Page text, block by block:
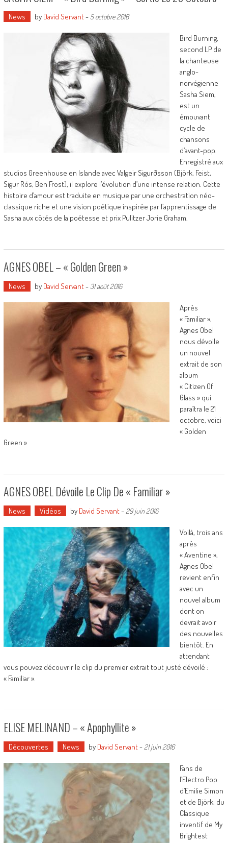
News by David Servant- 5 octobre 2016
Bird Burning,
second LP de
la chanteuse
anglo-
norvégienne
Sasha Siem,
est un
émouvant
cycle de
chansons
d’avant-pop.
Enregistré aux
studios Greenhouse en Islande avec Valgeir Sigurðsson (Björk, Feist,
Sigur Rós, Ben Frost), il explore l’évolution d’une intense relation. Cette
histoire d’amour est traduite en musique par une orchestration néo-
classique riche et une vision poétique inspirée par l’apprentissage de
Sasha aux côtés de la poétesse et prix Pulitzer Jorie Graham.
AGNES OBEL – « Golden Green »
News by David Servant- 31 août 2016
Après
« Familiar »,
Agnes Obel
nous dévoile
un nouvel
extrait de son
album
« Citizen Of
Glass » qui
paraîtra le 21
octobre, voici
« Golden
Green »
AGNES OBEL Dévoile Le Clip De « Familiar »
News Vidéos by David Servant- 29 juin 2016
Voilà, trois ans
après
« Aventine »,
Agnes Obel
revient enfin
avec un
nouvel album
dont on
devrait avoir
des nouvelles
bientôt. En
attendant
vous pouvez découvrir le clip du premier extrait tout justé dévoilé :
« Familiar ».
ELISE MELINAND – « Apophyllite »
Découvertes News by David Servant- 21 juin 2016
Fans de
l’Electro Pop
d’Emilie Simon
et de Björk, du
Classique
inventif de My
Brightest